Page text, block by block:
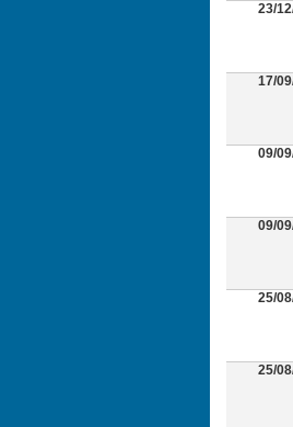
23/
17/
09/
09/
25/
25/